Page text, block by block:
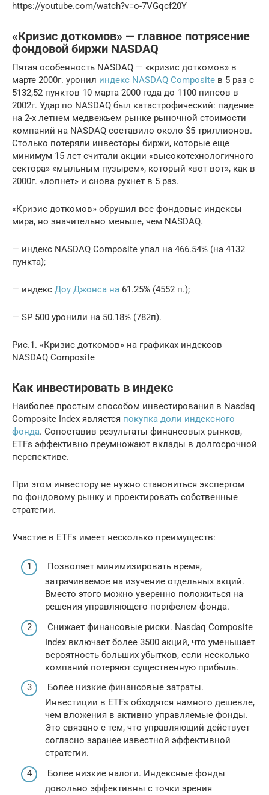
https://youtube.com/watch?v=o-7VGqcf20Y
«Кризис доткомов» — главное потрясение
фондовой биржи NASDAQ
Пятая особенность NASDAQ — «кризис доткомов» в
марте 2000г. уронил индекс NASDAQ Composite в 5 раз с
5132,52 пунктов 10 марта 2000 года до 1100 пипсов в
2002г. Удар по NASDAQ был катастрофический: падение
на 2-х летнем медвежьем рынке рыночной стоимости
компаний на NASDAQ составило около $5 триллионов.
Столько потеряли инвесторы биржи, которые еще
минимум 15 лет считали акции «высокотехнологичного
сектора» «мыльным пузырем», который «вот вот», как в
2000г. «лопнет» и снова рухнет в 5 раз.
«Кризис доткомов» обрушил все фондовые индексы
мира, но значительно меньше, чем NASDAQ.
— индекс NASDAQ Composite упал на 466.54% (на 4132
пункта);
— индекс Доу Джонса на 61.25% (4552 п.);
— SP 500 уронили на 50.18% (782п).
Рис.1. «Кризис доткомов» на графиках индексов
NASDAQ Composite
Как инвестировать в индекс
Наиболее простым способом инвестирования в Nasdaq
Composite Index является покупка доли индексного
фонда. Сопоставив результаты финансовых рынков,
ETFs эффективно преумножают вклады в долгосрочной
перспективе.
При этом инвестору не нужно становиться экспертом
по фондовому рынку и проектировать собственные
стратегии.
Участие в ETFs имеет несколько преимуществ:
Позволяет минимизировать время,
затрачиваемое на изучение отдельных акций.
Вместо этого можно уверенно положиться на
решения управляющего портфелем фонда.
Снижает финансовые риски. Nasdaq Composite
Index включает более 3500 акций, что уменьшает
вероятность больших убытков, если несколько
компаний потеряют существенную прибыль.
Более низкие финансовые затраты.
Инвестиции в ETFs обходятся намного дешевле,
чем вложения в активно управляемые фонды.
Это связано с тем, что управляющий действует
согласно заранее известной эффективной
стратегии.
Более низкие налоги. Индексные фонды
довольно эффективны с точки зрения